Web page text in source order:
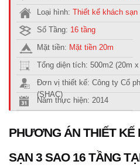
Loại hình: Thiết kế khách sạn
Số Tầng: 16 tầng
Mặt tiền: Mặt tiền 20m
Tổng diện tích: 500m2 (20m
Đơn vị thiết kế: Công ty Cổ
(SHAC)
Năm thực hiện: 2014
PHƯƠNG ÁN THIẾT KẾ
SẠN 3 SAO 16 TẦNG